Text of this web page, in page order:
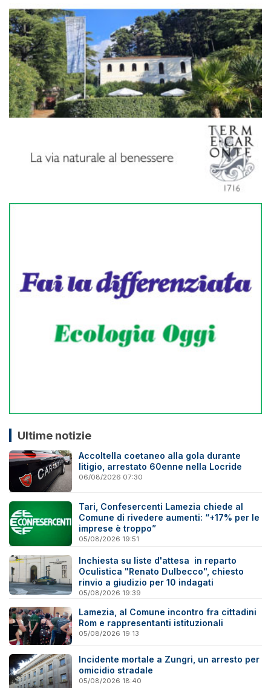
Ultime notizie
Accoltella coetaneo alla gola durante
litigio, arrestato 60enne nella Locride
06/08/2026 07:30
Tari, Confesercenti Lamezia chiede al
Comune di rivedere aumenti: “+17% per le
imprese è troppo”
05/08/2026 19:51
Inchiesta su liste d'attesa in reparto
Oculistica "Renato Dulbecco", chiesto
rinvio a giudizio per 10 indagati
05/08/2026 19:39
Lamezia, al Comune incontro fra cittadini
Rom e rappresentanti istituzionali
05/08/2026 19:13
Incidente mortale a Zungri, un arresto per
omicidio stradale
05/08/2026 18:40